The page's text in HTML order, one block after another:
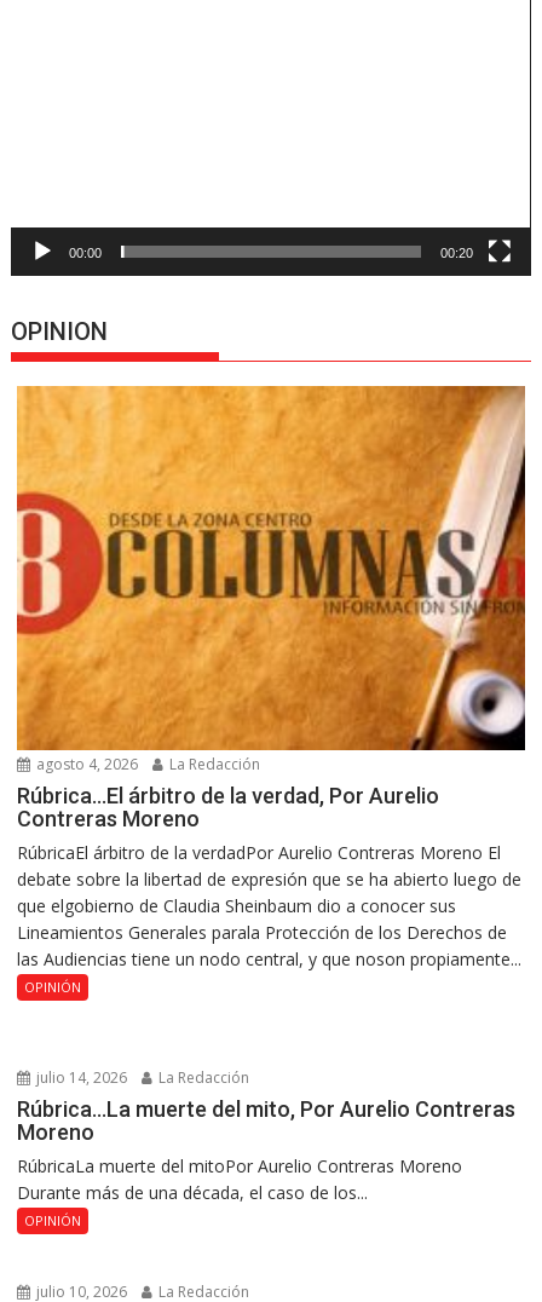
00:00 00:20
OPINION
agosto 4, 2026 La Redacción
Rúbrica…El árbitro de la verdad, Por Aurelio
Contreras Moreno
RúbricaEl árbitro de la verdadPor Aurelio Contreras Moreno El
debate sobre la libertad de expresión que se ha abierto luego de
que elgobierno de Claudia Sheinbaum dio a conocer sus
Lineamientos Generales parala Protección de los Derechos de
las Audiencias tiene un nodo central, y que noson propiamente...
OPINIÓN
julio 14, 2026 La Redacción
Rúbrica…La muerte del mito, Por Aurelio Contreras
Moreno
RúbricaLa muerte del mitoPor Aurelio Contreras Moreno
Durante más de una década, el caso de los...
OPINIÓN
julio 10, 2026 La Redacción